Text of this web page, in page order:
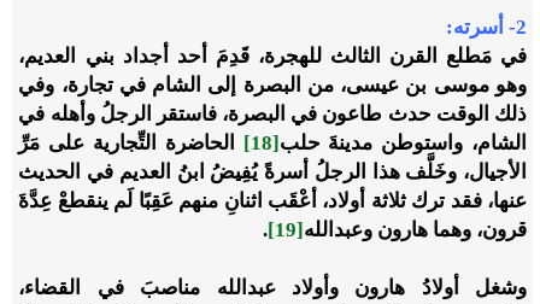
2- أسرته:
في مَطلع القرن الثالث للهجرة، قَدِمَ أحد أجداد بني العديم،
وهو موسى بن عيسى، من البصرة إلى الشام في تجارة، وفي
ذلك الوقت حدث طاعون في البصرة، فاستقر الرجلُ وأهله في
الشام، واستوطن مدينةَ حلب [18]
الحاضرة التِّجارية على مَرِّ
الأجيال، وخَلَّف هذا الرجلُ أسرةً يُفِيضُ ابنُ العديم في الحديث
عنها، فقد ترك ثلاثة أولاد، أعْقَب اثنانِ منهم عَقِبًا لَم ينقطعْ عِدَّةَ
قرون، وهما هارون وعبدالله [19]
.
وشغل أولادُ هارون وأولاد عبدالله مناصبَ في القضاء،